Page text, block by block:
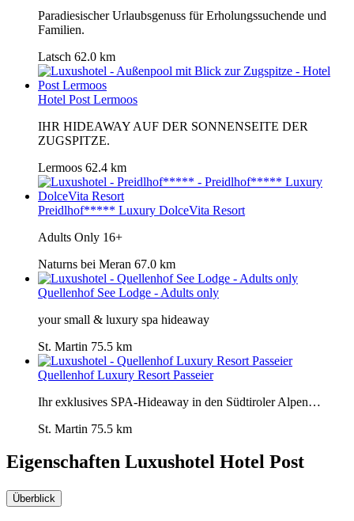
Paradiesischer Urlaubsgenuss für Erholungssuchende und
Familien.
Latsch 62.0 km
Hotel Post Lermoos
IHR HIDEAWAY AUF DER SONNENSEITE DER
ZUGSPITZE.
Lermoos 62.4 km
Preidlhof***** Luxury DolceVita Resort
Adults Only 16+
Naturns bei Meran 67.0 km
Quellenhof See Lodge - Adults only
your small & luxury spa hideaway
St. Martin 75.5 km
Quellenhof Luxury Resort Passeier
Ihr exklusives SPA-Hideaway in den Südtiroler Alpen…
St. Martin 75.5 km
Eigenschaften Luxushotel Hotel Post
Überblick